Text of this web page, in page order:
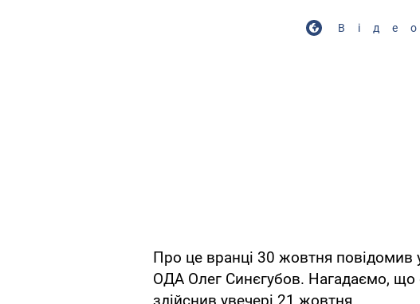
Про це вранці 30 жовтня повідомив
ОДА Олег Синєгубов. Нагадаємо,